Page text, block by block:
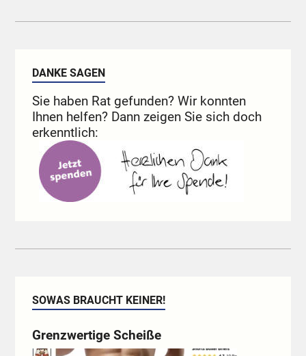
DANKE SAGEN
Sie haben Rat gefunden? Wir konnten
Ihnen helfen? Dann zeigen Sie sich doch
erkenntlich:
SOWAS BRAUCHT KEINER!
Grenzwertige Scheiße